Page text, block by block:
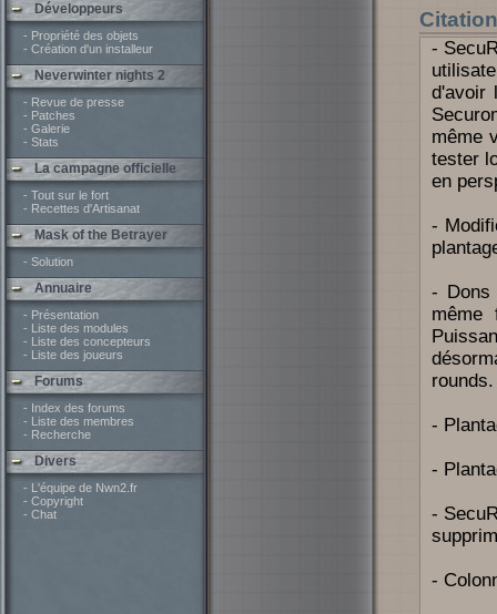
Développeurs
- Propriété des objets
- Création d'un installeur
Neverwinter nights 2
- Revue de presse
- Patches
- Galerie
- Stats
La campagne officielle
- Tout sur le fort
- Recettes d'Artisanat
Mask of the Betrayer
- Solution
Annuaire
- Présentation
- Liste des modules
- Liste des concepteurs
- Liste des joueurs
Forums
- Index des forums
- Liste des membres
- Recherche
Divers
- L'équipe de Nwn2.fr
- Copyright
- Chat
Citation
-
d'avoir
même
tester
en
-
- Dons
même
rounds.
-
-
-
-